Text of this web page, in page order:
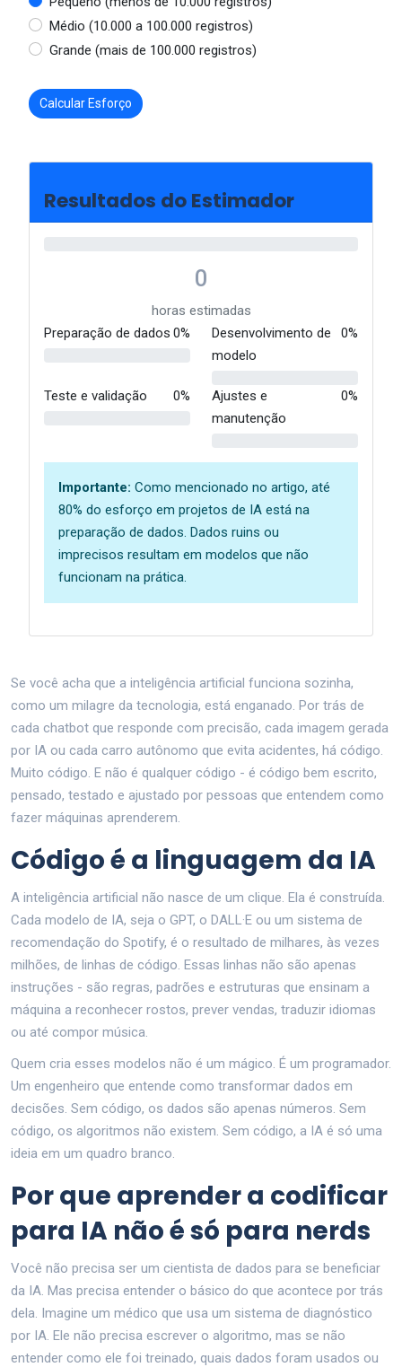
Médio (10.000 a 100.000 registros)
Grande (mais de 100.000 registros)
Calcular Esforço
Resultados do Estimador
0
horas estimadas
Preparação de dados 0%
Desenvolvimento de
modelo
0%
Teste e validação 0%
Ajustes e
manutenção
0%
Importante: Como mencionado no artigo, até
80% do esforço em projetos de IA está na
preparação de dados. Dados ruins ou
imprecisos resultam em modelos que não
funcionam na prática.
Se você acha que a inteligência artificial funciona sozinha,
como um milagre da tecnologia, está enganado. Por trás de
cada chatbot que responde com precisão, cada imagem gerada
por IA ou cada carro autônomo que evita acidentes, há código.
Muito código. E não é qualquer código - é código bem escrito,
pensado, testado e ajustado por pessoas que entendem como
fazer máquinas aprenderem.
Código é a linguagem da IA
A inteligência artificial não nasce de um clique. Ela é construída.
Cada modelo de IA, seja o GPT, o DALL·E ou um sistema de
recomendação do Spotify, é o resultado de milhares, às vezes
milhões, de linhas de código. Essas linhas não são apenas
instruções - são regras, padrões e estruturas que ensinam a
máquina a reconhecer rostos, prever vendas, traduzir idiomas
ou até compor música.
Quem cria esses modelos não é um mágico. É um programador.
Um engenheiro que entende como transformar dados em
decisões. Sem código, os dados são apenas números. Sem
código, os algoritmos não existem. Sem código, a IA é só uma
ideia em um quadro branco.
Por que aprender a codificar
para IA não é só para nerds
Você não precisa ser um cientista de dados para se beneficiar
da IA. Mas precisa entender o básico do que acontece por trás
dela. Imagine um médico que usa um sistema de diagnóstico
por IA. Ele não precisa escrever o algoritmo, mas se não
entender como ele foi treinado, quais dados foram usados ou